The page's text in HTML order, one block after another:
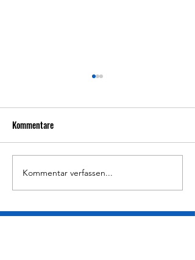
Rückblick FVL-Sportfest
Kommentare
Kommentar verfassen...